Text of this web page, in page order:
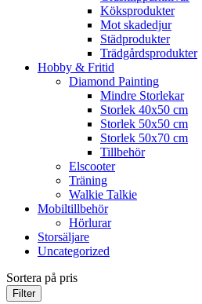
Köksprodukter
Mot skadedjur
Städprodukter
Trädgårdsprodukter
Hobby & Fritid
Diamond Painting
Mindre Storlekar
Storlek 40x50 cm
Storlek 50x50 cm
Storlek 50x70 cm
Tillbehör
Elscooter
Träning
Walkie Talkie
Mobiltillbehör
Hörlurar
Storsäljare
Uncategorized
Sortera på pris
Filter